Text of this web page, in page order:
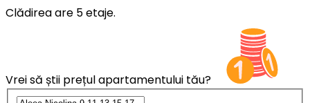
Clădirea are 5 etaje.
Vrei să știi prețul apartamentului tău?